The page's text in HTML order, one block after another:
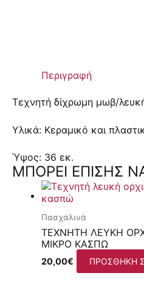
Περιγραφή
Τεχνητή δίχρωμη μωβ/
Υλικά: Κεραμικό και
Ύψος: 36 εκ.
ΜΠΟΡΕΊ ΕΠΊΣΗΣ
Πασχαλινά
ΤΕΧΝΗΤΉ ΛΕΥΚΉ
ΜΙΚΡΌ ΚΑΣΠΏ
20,00€ ΠΡΟΣΘΉΚΗ